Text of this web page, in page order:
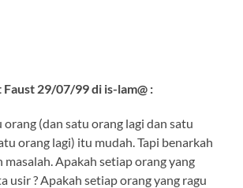
29/07/99 di is-lam@ :
(dan satu orang lagi dan satu
orang lagi) itu mudah. Tapi benarkah
masalah. Apakah setiap orang yang
usir ? Apakah setiap orang yang ragu